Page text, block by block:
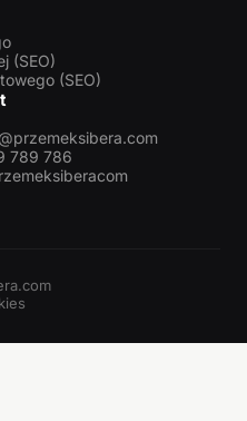
(SEO)
(SEO)
789 786